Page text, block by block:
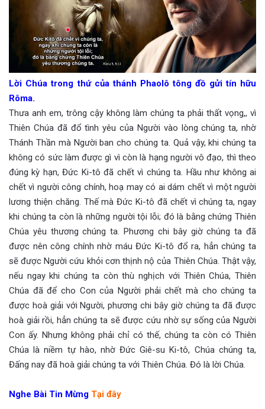
Lời Chúa trong thứ của thánh Phaolô tông đồ gửi tín hữu
Rôma.
Thưa anh em, trông cậy không làm chúng ta phải thất vọng,, vì
Thiên Chúa đã đổ tình yêu của Người vào lòng chúng ta, nhờ
Thánh Thần mà Người ban cho chúng ta. Quả vậy, khi chúng ta
không có sức làm được gì vì còn là hạng người vô đạo, thì theo
đúng kỳ hạn, Đức Ki-tô đã chết vì chúng ta. Hầu như không ai
chết vì người công chính, hoạ may có ai dám chết vì một người
lương thiện chăng. Thế mà Đức Ki-tô đã chết vì chúng ta, ngay
khi chúng ta còn là những người tội lỗi; đó là bằng chứng Thiên
Chúa yêu thương chúng ta. Phương chi bây giờ chúng ta đã
được nên công chính nhờ máu Đức Ki-tô đổ ra, hẳn chúng ta
sẽ được Người cứu khỏi cơn thịnh nộ của Thiên Chúa. Thật vậy,
nếu ngay khi chúng ta còn thù nghịch với Thiên Chúa, Thiên
Chúa đã để cho Con của Người phải chết mà cho chúng ta
được hoà giải với Người, phương chi bây giờ chúng ta đã được
hoà giải rồi, hẳn chúng ta sẽ được cứu nhờ sự sống của Người
Con ấy. Nhưng không phải chỉ có thế, chúng ta còn có Thiên
Chúa là niềm tự hào, nhờ Đức Giê-su Ki-tô, Chúa chúng ta,
Đấng nay đã hoà giải chúng ta với Thiên Chúa. Đó là lời Chúa.
Nghe Bài Tin Mừng Tại đây